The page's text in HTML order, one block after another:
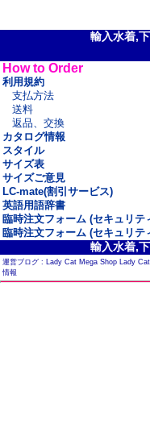
輸入水着,
How to Order
利用規約
支払方法
送料
返品、交換
カタログ情報
スタイル
サイズ表
サイズご意見
LC-mate(割引サービス)
英語用語辞書
臨時注文フォーム (セキュリテ
臨時注文フォーム (セキュリテ
輸入水着,
運営ブログ : Lady Cat Mega Shop Lady
情報